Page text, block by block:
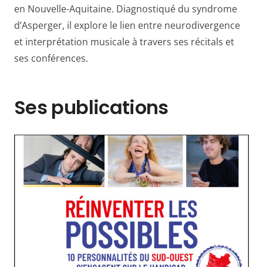
en Nouvelle-Aquitaine. Diagnostiqué du syndrome
d’Asperger, il explore le lien entre neurodivergence
et interprétation musicale à travers ses récitals et
ses conférences.
Ses publications